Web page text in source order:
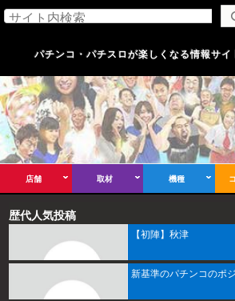
パチンコ・パチスロが楽しくなる情報サイ
店舗 取材 機種
歴代人気投稿
【初陣】秋津
新基準のパチンコのポ